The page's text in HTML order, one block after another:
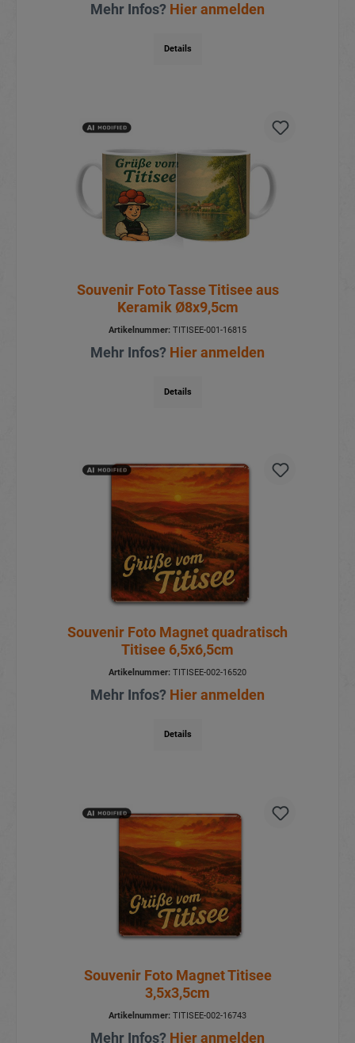
Mehr Infos? Hier anmelden
Details
Souvenir Foto Tasse Titisee aus
Keramik Ø8x9,5cm
Artikelnummer: TITISEE-001-16815
Mehr Infos? Hier anmelden
Details
Souvenir Foto Magnet quadratisch
Titisee 6,5x6,5cm
Artikelnummer: TITISEE-002-16520
Mehr Infos? Hier anmelden
Details
Souvenir Foto Magnet Titisee
3,5x3,5cm
Artikelnummer: TITISEE-002-16743
Mehr Infos? Hier anmelden